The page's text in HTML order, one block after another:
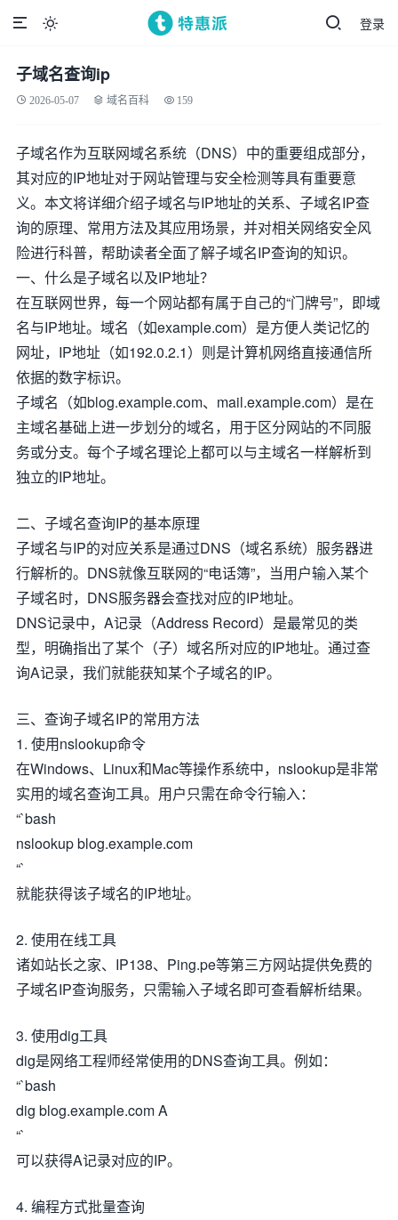
登录

子域名查询ip
2026-05-07 域名百科 159
子域名作为互联网域名系统（DNS）中的重要组成部分，
其对应的IP地址对于网站管理与安全检测等具有重要意
义。本文将详细介绍子域名与IP地址的关系、子域名IP查
询的原理、常用方法及其应用场景，并对相关网络安全风
险进行科普，帮助读者全面了解子域名IP查询的知识。
一、什么是子域名以及IP地址？
在互联网世界，每一个网站都有属于自己的“门牌号”，即域
名与IP地址。域名（如example.com）是方便人类记忆的
网址，IP地址（如192.0.2.1）则是计算机网络直接通信所
依据的数字标识。
子域名（如blog.example.com、mail.example.com）是在
主域名基础上进一步划分的域名，用于区分网站的不同服
务或分支。每个子域名理论上都可以与主域名一样解析到
独立的IP地址。
二、子域名查询IP的基本原理
子域名与IP的对应关系是通过DNS（域名系统）服务器进
行解析的。DNS就像互联网的“电话簿”，当用户输入某个
子域名时，DNS服务器会查找对应的IP地址。
DNS记录中，A记录（Address Record）是最常见的类
型，明确指出了某个（子）域名所对应的IP地址。通过查
询A记录，我们就能获知某个子域名的IP。
三、查询子域名IP的常用方法
1. 使用nslookup命令
在Windows、Linux和Mac等操作系统中，nslookup是非常
实用的域名查询工具。用户只需在命令行输入：
“`bash
nslookup blog.example.com
“`
就能获得该子域名的IP地址。
2. 使用在线工具
诸如站长之家、IP138、Ping.pe等第三方网站提供免费的
子域名IP查询服务，只需输入子域名即可查看解析结果。
3. 使用dig工具
dig是网络工程师经常使用的DNS查询工具。例如：
“`bash
dig blog.example.com A
“`
可以获得A记录对应的IP。
4. 编程方式批量查询